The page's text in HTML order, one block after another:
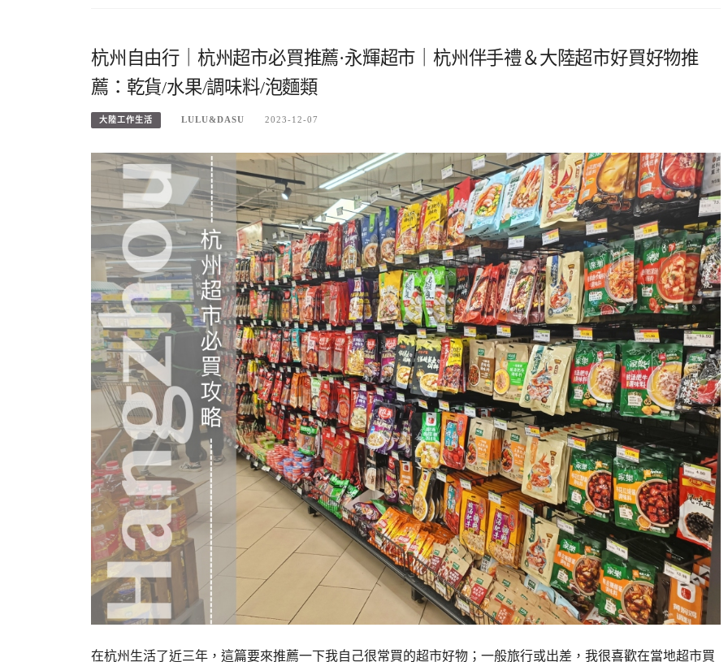
杭州自由行｜杭州超市必買推薦·永輝超市｜杭州伴手禮＆大陸超市好買好物推
薦：乾貨/水果/調味料/泡麵類
大陸工作生活 LULU&DASU 2023-12-07
在杭州生活了近三年，這篇要來推薦一下我自己很常買的超市好物；一般旅行或出差，我很喜歡在當地超市買